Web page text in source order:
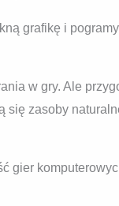
grafikę i
w gry. Ale
się zasoby
gier